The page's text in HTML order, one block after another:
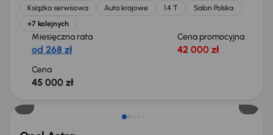
Książka serwisowa Auta krajowe 1.4 T
Salon Polska
+7 kolejnych
Miesięczna rata
od 268 zł
Cena promocyjna
42 000 zł
Cena
45 000 zł
Extra zniżka 2 200 zł